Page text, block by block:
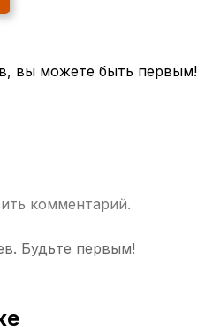
вы можете быть первым!
комментарий.
Будьте первым!